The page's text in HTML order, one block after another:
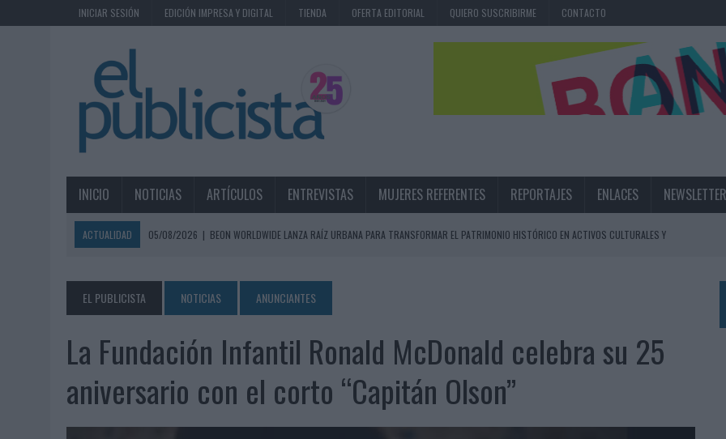
INICIAR SESIÓN EDICIÓN IMPRESA Y DIGITAL TIENDA OFERTA EDITORIAL QUIERO SUSCRIBIRME CONTACTO
INICIO NOTICIAS ARTÍCULOS ENTREVISTAS MUJERES REFERENTES REPORTAJES ENLACES NEWSLETTER
ACTUALIDAD 05/08/2026 | BEON WORLDWIDE LANZA RAÍZ URBANA PARA TRANSFORMAR EL PATRIMONIO HISTÓRICO EN ACTIVOS CULTURALES Y
05/08/2026 | LOPESAN HOTELS & RESORTS ACERCA EL PARAÍSO CANARIO EN SU ÚLTIMA CAMPAÑA INTERNACIONAL
05/08/2026
LUIS ARQUILLOS (BURGO DE ARIAS): “LA CONSTRUCCIÓN DE MARCA A LARGO PLAZO Y LA MEDICIÓN SON DOS CARAS DE LA MISMA
MONEDA”
04/08/2026 | ‘EL PARAÍSO MÁS CERCA’, DE 22GRADOS PARA LOPESAN HOTELS & RESORTS
EL PUBLICISTA NOTICIAS ANUNCIANTES
La Fundación Infantil Ronald McDonald celebra su 25
aniversario con el corto “Capitán Olson”